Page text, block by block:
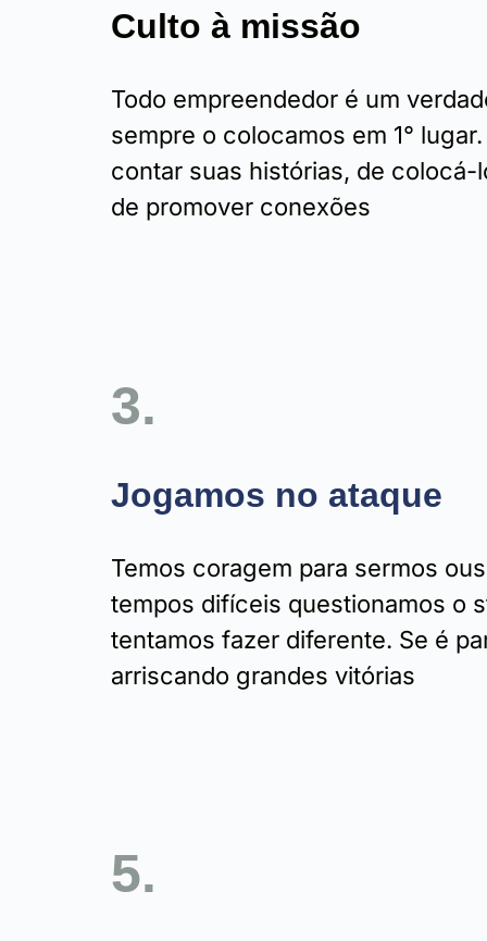
Culto à missão
Todo empreendedor é um
sempre o colocamos em 1°
contar suas histórias, de colocá-
de promover conexões
3.
Jogamos no ataque
Temos coragem para sermos
tempos difíceis questionamos o
tentamos fazer diferente. Se é
arriscando grandes vitórias
5.